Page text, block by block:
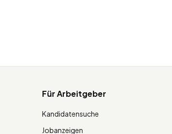
Für Arbeitgeber
Kandidatensuche
Jobanzeigen